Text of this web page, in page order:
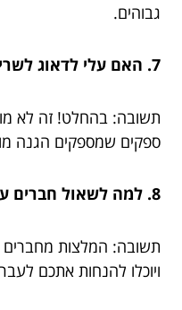
גבוהים.
7. האם עלי לדאוג לשרידות והגנה מפני התקפות?
תשובה: בהחלט! זה לא
ספקים שמספקים הגנה
8. למה לשאול חברים על המלצות לספק אחסון?
תשובה: המלצות מחברים
ויוכלו להנחות אתכם